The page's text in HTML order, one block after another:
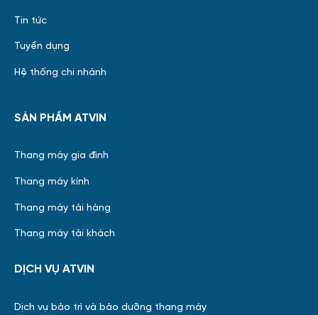
Tin tức
Tuyển dụng
Hệ thống chi nhánh
SẢN PHẨM ATVIN
Thang máy gia đình
Thang máy kính
Thang máy tải hàng
Thang máy tải khách
DỊCH VỤ ATVIN
Dịch vụ bảo trì và bảo dưỡng thang máy